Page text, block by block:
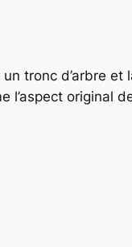
tronc d’arbre
l’aspect original